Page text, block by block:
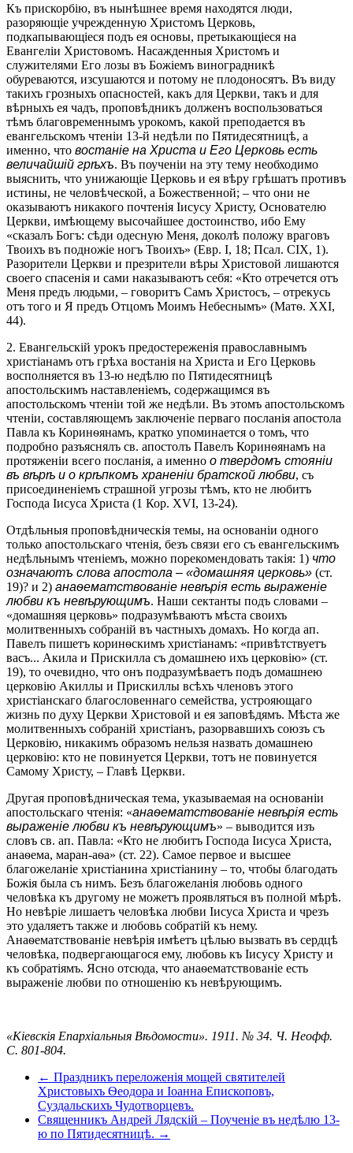
Къ прискорбію, въ нынѣшнее время находятся люди,
разоряющіе учрежденную Христомъ Церковь,
подкапывающіеся подъ ея основы, претыкающіеся на
Евангеліи Христовомъ. Насажденныя Христомъ и
служителями Его лозы въ Божіемъ виноградникѣ
обуреваются, изсушаются и потому не плодоносятъ. Въ виду
такихъ грозныхъ опасностей, какъ для Церкви, такъ и для
вѣрныхъ ея чадъ, проповѣдникъ долженъ воспользоваться
тѣмъ благовременнымъ урокомъ, какой преподается въ
евангельскомъ чтеніи 13-й недѣли по Пятидесятницѣ, а
именно, что востаніе на Христа и Его Церковь есть
величайшій грѣхъ. Въ поученіи на эту тему необходимо
выяснить, что унижающіе Церковь и ея вѣру грѣшатъ противъ
истины, не человѣческой, а Божественной; – что они не
оказываютъ никакого почтенія Іисусу Христу, Основателю
Церкви, имѣющему высочайшее достоинство, ибо Ему
«сказалъ Богъ: сѣди одесную Меня, доколѣ положу враговъ
Твоихъ въ подножіе ногъ Твоихъ» (Евр. I, 18; Псал. CIX, 1).
Разорители Церкви и презрители вѣры Христовой лишаются
своего спасенія и сами наказываютъ себя: «Кто отречется отъ
Меня предъ людьми, – говоритъ Самъ Христосъ, – отрекусь
отъ того и Я предъ Отцомъ Моимъ Небеснымъ» (Матѳ. XXI,
44).
2. Евангельскій урокъ предостереженія православнымъ
христіанамъ отъ грѣха востанія на Христа и Его Церковь
восполняется въ 13-ю недѣлю по Пятидесятницѣ
апостольскимъ наставленіемъ, содержащимся въ
апостольскомъ чтеніи той же недѣли. Въ этомъ апостольскомъ
чтеніи, составляющемъ заключеніе перваго посланія апостола
Павла къ Коринѳянамъ, кратко упоминается о томъ, что
подробно разъяснялъ св. апостолъ Павелъ Коринѳянамъ на
протяженіи всего посланія, а именно о твердомъ стояніи
въ вѣрѣ и о крѣпкомъ храненіи братской любви, съ
присоединеніемъ страшной угрозы тѣмъ, кто не любитъ
Господа Іисуса Христа (1 Кор. ХVІ, 13-24).
Отдѣльныя проповѣдническія темы, на основаніи одного
только апостольскаго чтенія, безъ связи его съ евангельскимъ
недѣльнымъ чтеніемъ, можно порекомендовать такія: 1) что
означаютъ слова апостола – «домашняя церковь» (ст.
19)? и 2) анаѳематствованіе невѣрія есть выраженіе
любви къ невѣрующимъ. Наши сектанты подъ словами –
«домашняя церковь» подразумѣваютъ мѣста своихъ
молитвенныхъ собраній въ частныхъ домахъ. Но когда ап.
Павелъ пишетъ коринѳскимъ христіанамъ: «привѣтствуетъ
васъ... Акила и Прискилла съ домашнею ихъ церковію» (ст.
19), то очевидно, что онъ подразумѣваетъ подъ домашнею
церковію Акиллы и Прискиллы всѣхъ членовъ этого
христіанскаго благословеннаго семейства, устрояющаго
жизнь по духу Церкви Христовой и ея заповѣдямъ. Мѣста же
молитвенныхъ собраній христіанъ, разорвавшихъ союзъ съ
Церковію, никакимъ образомъ нельзя назвать домашнею
церковію: кто не повинуется Церкви, тотъ не повинуется
Самому Христу, – Главѣ Церкви.
Другая проповѣдническая тема, указываемая на основаніи
апостольскаго чтенія: «анаѳематствованіе невѣрія есть
выраженіе любви къ невѣрующимъ» – выводится изъ
словъ св. ап. Павла: «Кто не любитъ Господа Іисуса Христа,
анаѳема, маран-аѳа» (ст. 22). Самое первое и высшее
благожеланіе христіанина христіанину – то, чтобы благодать
Божія была съ нимъ. Безъ благожеланія любовь одного
человѣка къ другому не можетъ проявляться въ полной мѣрѣ.
Но невѣріе лишаетъ человѣка любви Іисуса Христа и чрезъ
это удаляетъ также и любовь собратій къ нему.
Анаѳематствованіе невѣрія имѣетъ цѣлью вызвать въ сердцѣ
человѣка, подвергающагося ему, любовь къ Іисусу Христу и
къ собратіямъ. Ясно отсюда, что анаѳематствованіе есть
выраженіе любви по отношенію къ невѣрующимъ.
«Кіевскія Епархіальныя Вѣдомости». 1911. № 34. Ч. Неофф.
C. 801-804.
← Праздникъ переложенія мощей святителей
Христовыхъ Ѳеодора и Іоанна Епископовъ,
Суздальскихъ Чудотворцевъ.
Священникъ Андрей Лядскій – Поученіе въ недѣлю 13-
ю по Пятидесятницѣ. →